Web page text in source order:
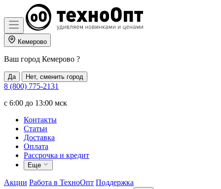
Кемерово
Ваш город Кемерово ?
Да Нет, сменить город
8 (800) 775-2131
c 6:00 до 13:00 мск
Контакты
Статьи
Доставка
Оплата
Рассрочка и кредит
Еще
Акции Работа в ТехноОпт Поддержка